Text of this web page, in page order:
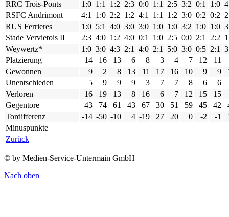
RRC Trois-Ponts
1:0 1:1 1:2 2:3 0:0 1:1 2:5 3:2 0:1 1:0
RSFC Andrimont
4:1 1:0 2:2 1:2 4:1 1:1 1:2 3:0 0:2 0:2
RUS Ferrieres
1:0 5:1 4:0 3:0 3:0 1:0 1:0 3:2 1:0 1:0
Stade Vervietois II
2:3 4:0 1:2 4:0 0:1 1:0 2:5 0:0 2:1 2:2
Weywertz*
1:0 3:0 4:3 2:1 4:0 2:1 5:0 3:0 0:5 2:1
Platzierung
14 16 13 6 8 3 4 7 12
11
Gewonnen
9 2 8 13 11 17 16 10 9 9
Unentschieden
5 9 9 9 3 7 7 8 6
6
Verloren
16 19 13 8 16 6 7 12 15
15
Gegentore
43 74 61 43 67 30 51 59 45 42
Tordifferenz
-14 -50 -10 4 -19 27 20 0 -2 -1
Minuspunkte
Zurück
© by Medien-Service-Untermain GmbH
Nach oben